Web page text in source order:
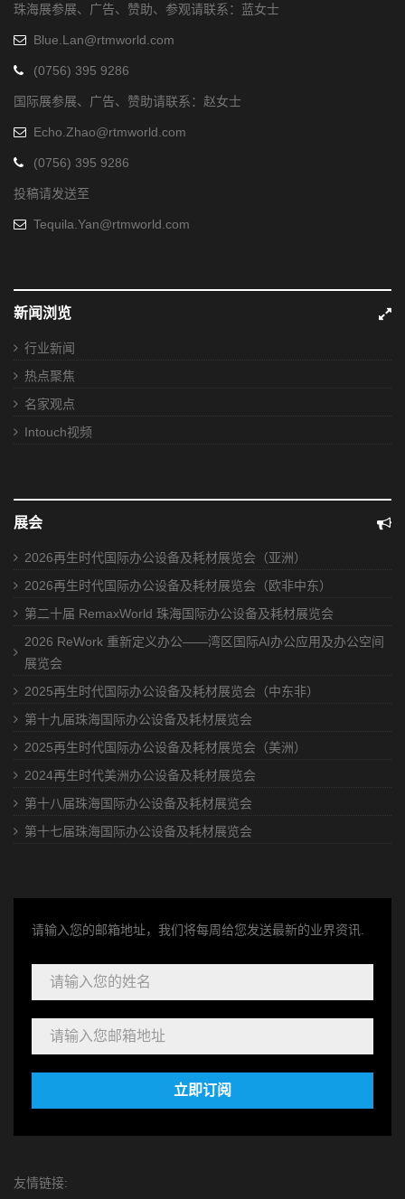
珠海展参展、广告、赞助、参观请联系：蓝女士
Blue.Lan@rtmworld.com
(0756) 395 9286
国际展参展、广告、赞助请联系：赵女士
Echo.Zhao@rtmworld.com
(0756) 395 9286
投稿请发送至
Tequila.Yan@rtmworld.com
新闻浏览
行业新闻
热点聚焦
名家观点
Intouch视频
展会
2026再生时代国际办公设备及耗材展览会（亚洲）
2026再生时代国际办公设备及耗材展览会（欧非中东）
第二十届 RemaxWorld 珠海国际办公设备及耗材展览会
2026 ReWork 重新定义办公——湾区国际AI办公应用及办公空间
展览会
2025再生时代国际办公设备及耗材展览会（中东非）
第十九届珠海国际办公设备及耗材展览会
2025再生时代国际办公设备及耗材展览会（美洲）
2024再生时代美洲办公设备及耗材展览会
第十八届珠海国际办公设备及耗材展览会
第十七届珠海国际办公设备及耗材展览会
请输入您的邮箱地址，我们将每周给您发送最新的业界资讯.
立即订阅
友情链接: